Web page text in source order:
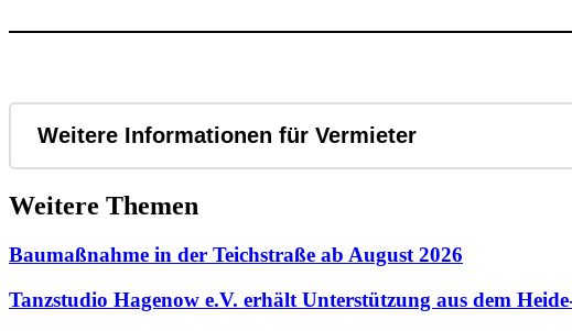
Weitere Informationen für Vermieter
Weitere Themen
Baumaßnahme in der Teichstraße ab August 2026
Tanzstudio Hagenow e.V. erhält Unterstützung aus dem